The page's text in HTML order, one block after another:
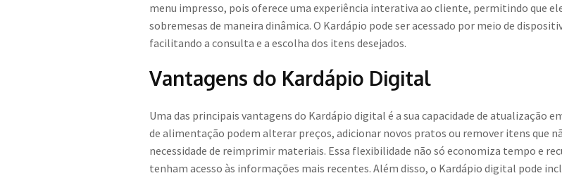
menu impresso, pois oferece uma experiência interativa ao cliente, permitindo que
sobremesas de maneira dinâmica. O Kardápio pode ser acessado por meio de
facilitando a consulta e a escolha dos itens desejados.
Vantagens do Kardápio Digital
Uma das principais vantagens do Kardápio digital é a sua capacidade de atualização
de alimentação podem alterar preços, adicionar novos pratos ou remover itens que
necessidade de reimprimir materiais. Essa flexibilidade não só economiza tempo e
tenham acesso às informações mais recentes. Além disso, o Kardápio digital pode